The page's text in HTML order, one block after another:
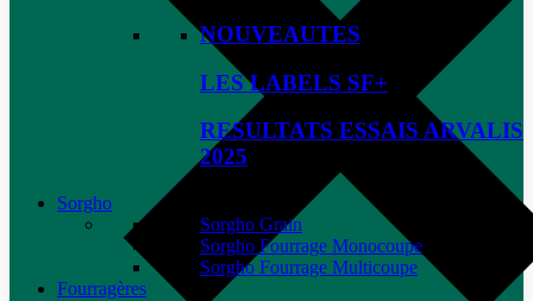
NOUVEAUTES
LES LABELS SF+
RESULTATS ESSAIS ARVALIS
2025
Sorgho
Sorgho Grain
Sorgho Fourrage Monocoupe
Sorgho Fourrage Multicoupe
Fourragères